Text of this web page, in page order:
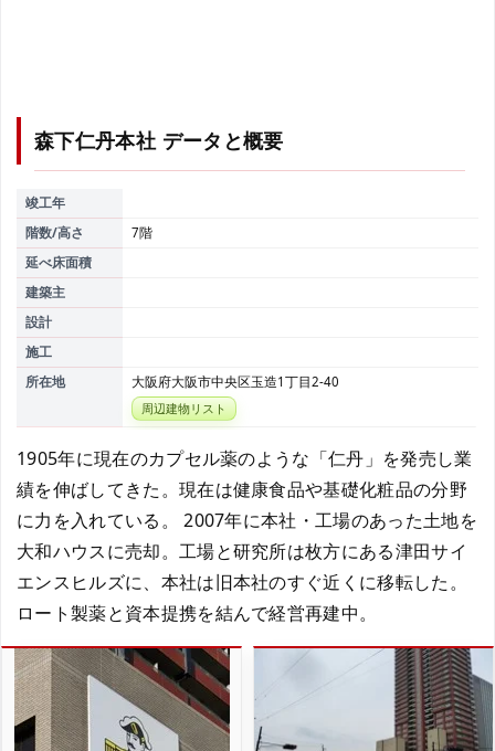
森下仁丹本社 データと概要
竣工年
階数/高さ
7階
延べ床面積
建築主
設計
施工
所在地
大阪府大阪市中央区玉造1丁目2-40
周辺建物リスト
1905年に現在のカプセル薬のような「仁丹」を発売し業
績を伸ばしてきた。現在は健康食品や基礎化粧品の分野
に力を入れている。 2007年に本社・工場のあった土地を
大和ハウスに売却。工場と研究所は枚方にある津田サイ
エンスヒルズに、本社は旧本社のすぐ近くに移転した。
ロート製薬と資本提携を結んで経営再建中。